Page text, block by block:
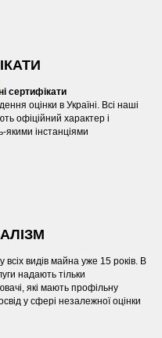
сертифікати
оцінки в Україні. Всі наші
офіційний характер і
якими інстанціями
всіх видів майна уже 15 років. В
надають тільки
які мають профільну
у сфері незалежної оцінки